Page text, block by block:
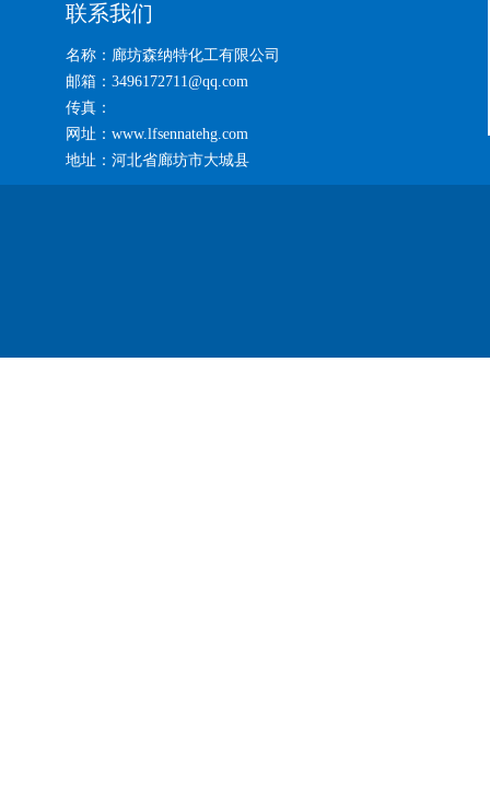
联系我们
名称：廊坊森纳特化工有限公司
邮箱：3496172711@qq.com
传真：
网址：www.lfsennatehg.com
地址：河北省廊坊市大城县